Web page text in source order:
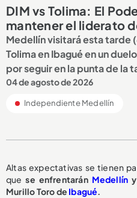
DIM vs Tolima: El
mantener el liderato
Medellín visitará esta tarde
Tolima en Ibagué en un
por seguir en la punta de la
04 de agosto de 2026
Independiente Medellín
Altas expectativas se tienen
quese enfrentarán Medellín
Murillo Toro de Ibagué.